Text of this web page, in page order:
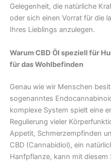
Gelegenheit, die natürliche
oder sich einen Vorrat für die
Ihres Lieblings anzulegen.
Warum CBD Öl speziell für
für das Wohlbefinden
Genau wie wir Menschen
sogenanntes
komplexe System spielt eine
Regulierung vieler
Appetit, Schmerzempfinden
CBD (Cannabidiol), ein
Hanfpflanze, kann mit diesem